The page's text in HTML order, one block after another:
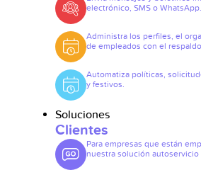
electrónico, SMS o WhatsApp.
Administra los perfiles, el
de empleados con el
Automatiza políticas,
y festivos.
Soluciones
Clientes
Para empresas que están
nuestra solución autoservicio